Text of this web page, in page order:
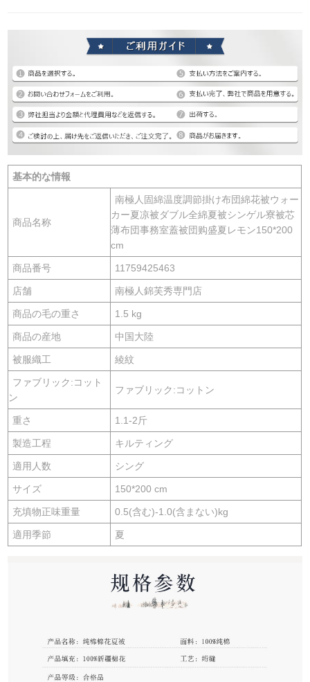
基本的な情報
商品名称
南極人固綿温度調節掛け布団綿花被ウォー
カー夏凉被ダブル全綿夏被シンゲル寮被芯
薄布団事務室蓋被団购盛夏レモン150*200
cm
商品番号 11759425463
店舗 南極人錦芙秀専門店
商品の毛の重さ 1.5 kg
商品の産地 中国大陸
被服織工 綾紋
ファブリック:コット
ン
ファブリック:コットン
重さ 1.1-2斤
製造工程 キルティング
適用人数 シング
サイズ 150*200 cm
充填物正味重量 0.5(含む)-1.0(含まない)kg
適用季節 夏